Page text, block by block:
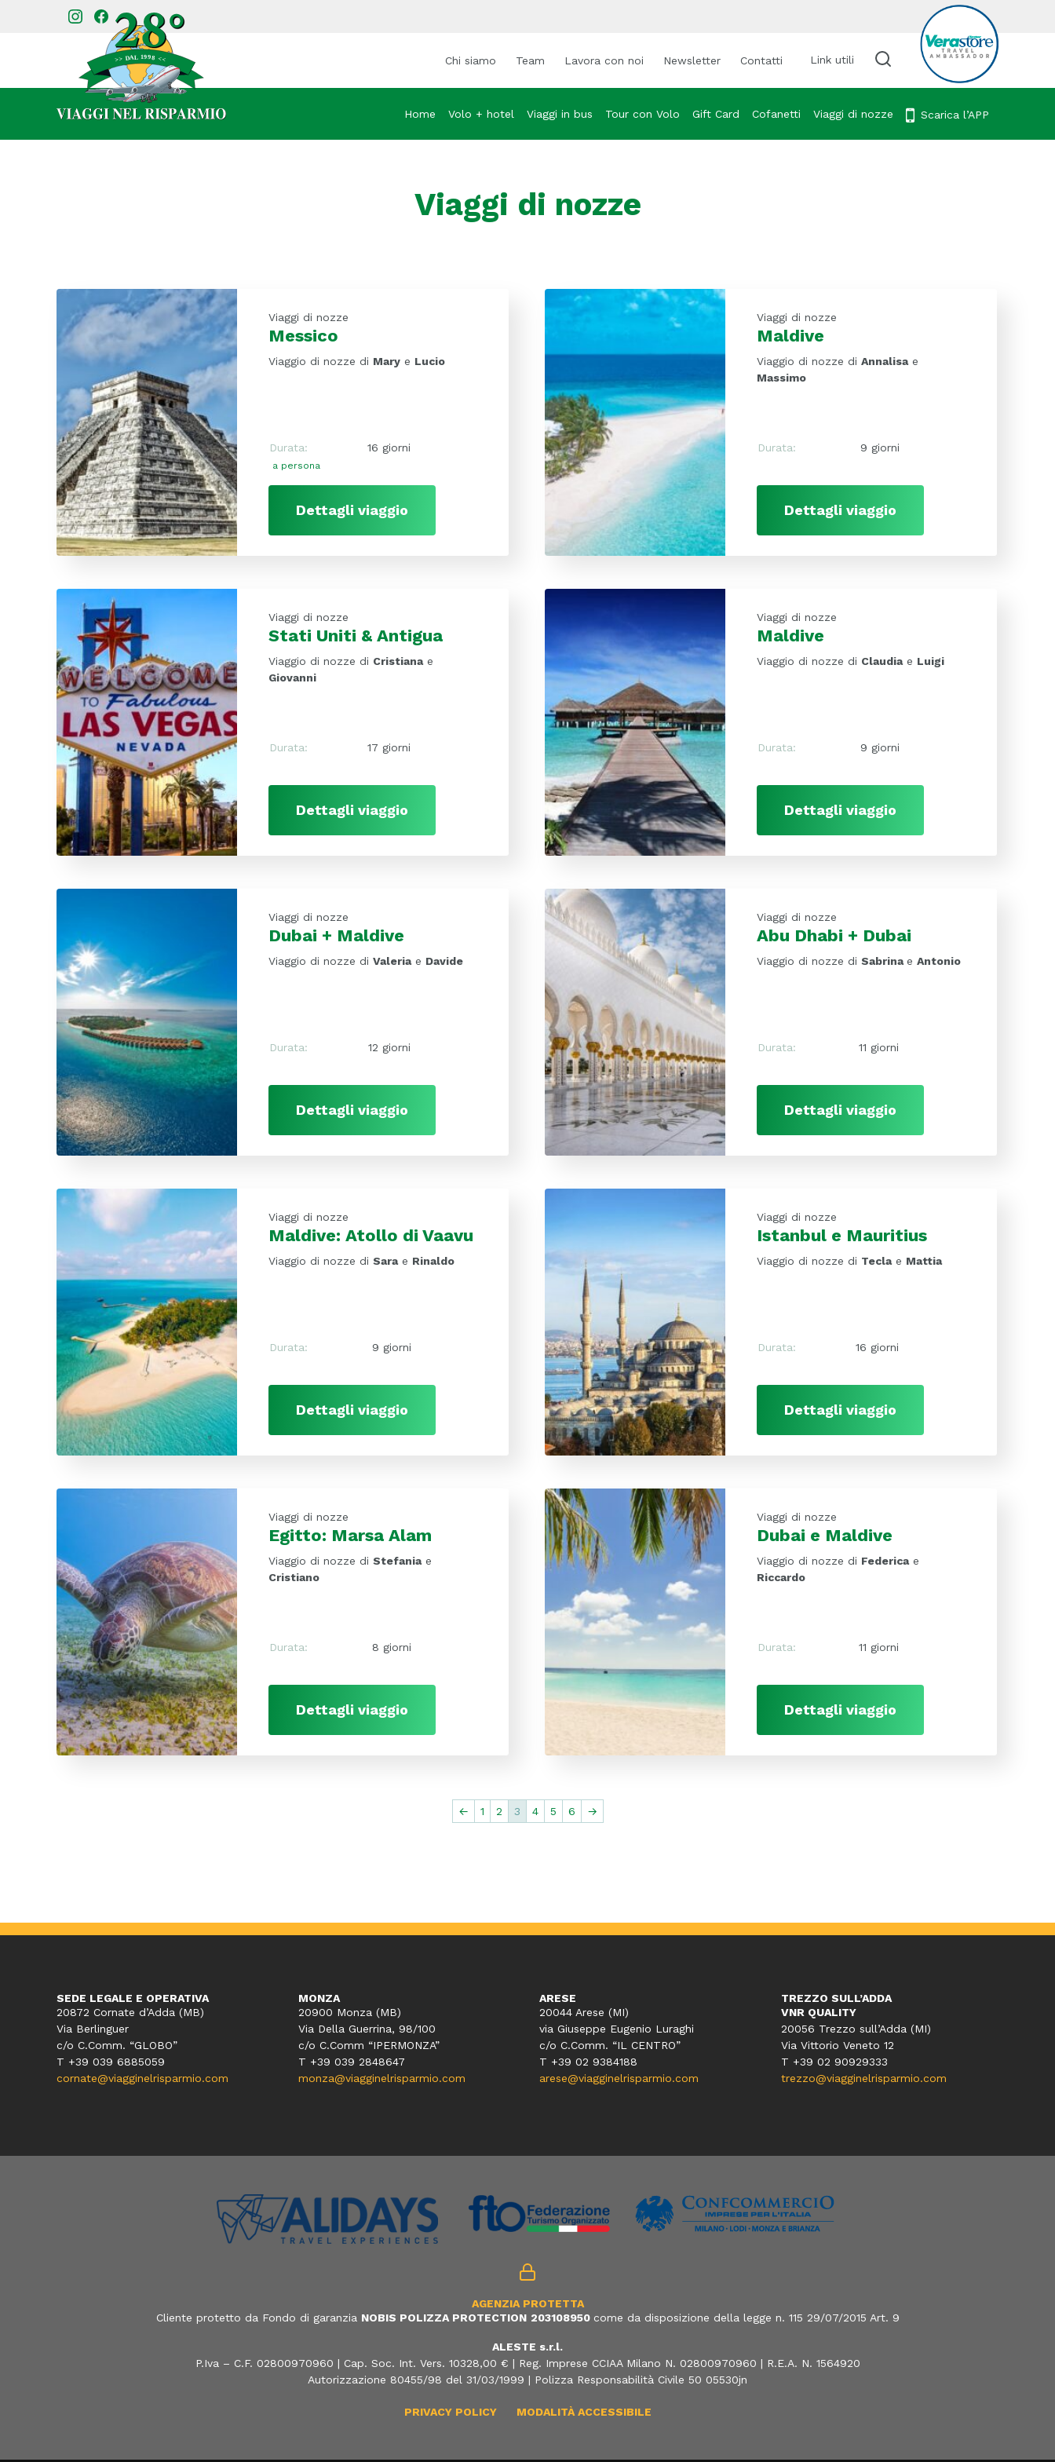
Chi siamo Team Lavora con noi Newsletter Contatti Link utili Cerca viaggio
Home Volo + hotel Viaggi in bus Tour con Volo Gift Card Cofanetti Viaggi di nozze Scarica l’APP
Viaggi di nozze
Viaggi di nozze
Messico
Viaggio di nozze di Mary e Lucio
Durata: 16 giorni
a persona
Dettagli viaggio
Viaggi di nozze
Maldive
Viaggio di nozze di Annalisae
Massimo
Durata: 9 giorni
Dettagli viaggio
Viaggi di nozze
Stati Uniti & Antigua
Viaggio di nozze di Cristianae
Giovanni
Durata: 17 giorni
Dettagli viaggio
Viaggi di nozze
Maldive
Viaggio di nozze di Claudiae Luigi
Durata: 9 giorni
Dettagli viaggio
Viaggi di nozze
Dubai + Maldive
Viaggio di nozze diValeriae Davide
Durata: 12 giorni
Dettagli viaggio
Viaggi di nozze
Abu Dhabi + Dubai
Viaggio di nozze di Sabrinae Antonio
Durata: 11 giorni
Dettagli viaggio
Viaggi di nozze
Maldive: Atollo di Vaavu
Viaggio di nozze diSarae Rinaldo
Durata: 9 giorni
Dettagli viaggio
Viaggi di nozze
Istanbul e Mauritius
Viaggio di nozze di Teclae Mattia
Durata: 16 giorni
Dettagli viaggio
Viaggi di nozze
Egitto: Marsa Alam
Viaggio di nozze diStefaniae
Cristiano
Durata: 8 giorni
Dettagli viaggio
Viaggi di nozze
Dubai e Maldive
Viaggio di nozze di Federicae
Riccardo
Durata: 11 giorni
Dettagli viaggio
← 1 2 3 4 5 6 →
SEDE LEGALE E OPERATIVA
20872 Cornate d’Adda (MB)
Via Berlinguer
c/o C.Comm. “GLOBO”
T +39 039 6885059
cornate@viagginelrisparmio.com
MONZA
20900 Monza (MB)
Via Della Guerrina, 98/100
c/o C.Comm “IPERMONZA”
T +39 039 2848647
monza@viagginelrisparmio.com
ARESE
20044 Arese (MI)
via Giuseppe Eugenio Luraghi
c/o C.Comm. “IL CENTRO”
T +39 02 9384188
arese@viagginelrisparmio.com
TREZZO SULL’ADDA
VNR QUALITY
20056 Trezzo sull’Adda (MI)
Via Vittorio Veneto 12
T +39 02 90929333
trezzo@viagginelrisparmio.com
AGENZIA PROTETTA
Cliente protetto da Fondo di garanzia NOBIS POLIZZA PROTECTION 203108950 come da disposizione della legge n. 115 29/07/2015 Art. 9
ALESTE s.r.l.
P.Iva – C.F. 02800970960 | Cap. Soc. Int. Vers. 10328,00 € | Reg. Imprese CCIAA Milano N. 02800970960 | R.E.A. N. 1564920
Autorizzazione 80455/98 del 31/03/1999 | Polizza Responsabilità Civile 50 05530jn
PRIVACY POLICY MODALITÀ ACCESSIBILE